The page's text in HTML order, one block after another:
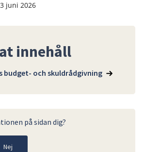
3 juni 2026
innehåll
budget- och skuldrådgivning
på sidan dig?
Nej